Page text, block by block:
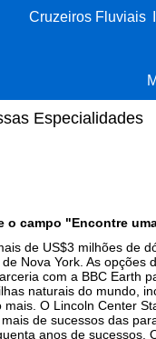
Cruzeiros Fluviais
Especialidades
campo "Encontre
de US$3 milhões de
Nova York. As opções
com a BBC Earth
naturais do mundo,
O Lincoln Center
de sucessos das
anos de sucessos.